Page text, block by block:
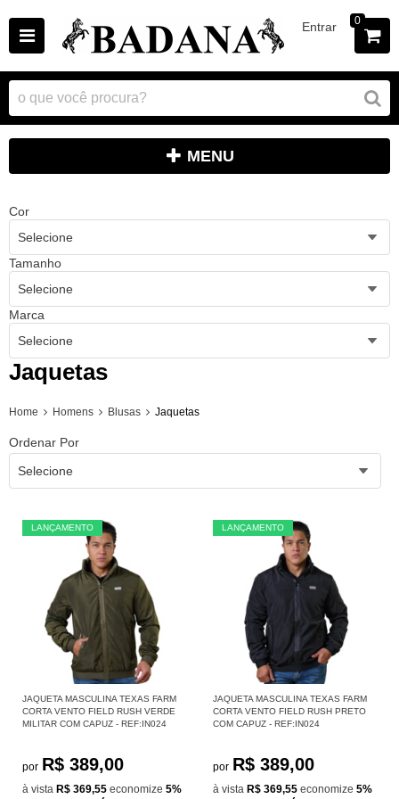
Entrar 0
MENU
Cor
Selecione
Tamanho
Selecione
Marca
Selecione
Jaquetas
Home Homens Blusas Jaquetas
Ordenar Por
Selecione
LANÇAMENTO
JAQUETA MASCULINA TEXAS FARM
CORTA VENTO FIELD RUSH VERDE
MILITAR COM CAPUZ - REF:IN024
por R$ 389,00
à vista R$ 369,55 economize 5%
LANÇAMENTO
JAQUETA MASCULINA TEXAS FARM
CORTA VENTO FIELD RUSH PRETO
COM CAPUZ - REF:IN024
por R$ 389,00
à vista R$ 369,55 economize 5%